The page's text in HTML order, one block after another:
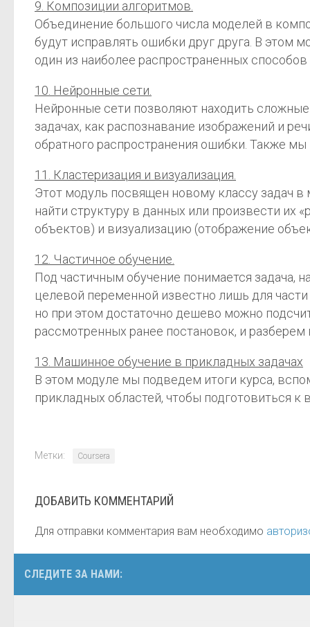
9. Композиции алгоритмов.
Объединение большого числа моделей в
будут исправлять ошибки друг друга. В этом
один из наиболее распространенных
10. Нейронные сети.
Нейронные сети позволяют находить
задачах, как распознавание изображений и
обратного распространения ошибки. Также мы
11. Кластеризация и визуализация.
Этот модуль посвящен новому классу задач
найти структуру в данных или произвести их
объектов) и визуализацию (отображение
12. Частичное обучение.
Под частичным обучение понимается задача,
целевой переменной известно лишь для
но при этом достаточно дешево можно
рассмотренных ранее постановок, и
13. Машинное обучение в прикладных задачах
В этом модуле мы подведем итоги курса,
прикладных областей, чтобы подготовиться
Метки: Coursera
ДОБАВИТЬ КОММЕНТАРИЙ
Для отправки комментария вам необходимо
СЛЕДИТЕ ЗА НАМИ: